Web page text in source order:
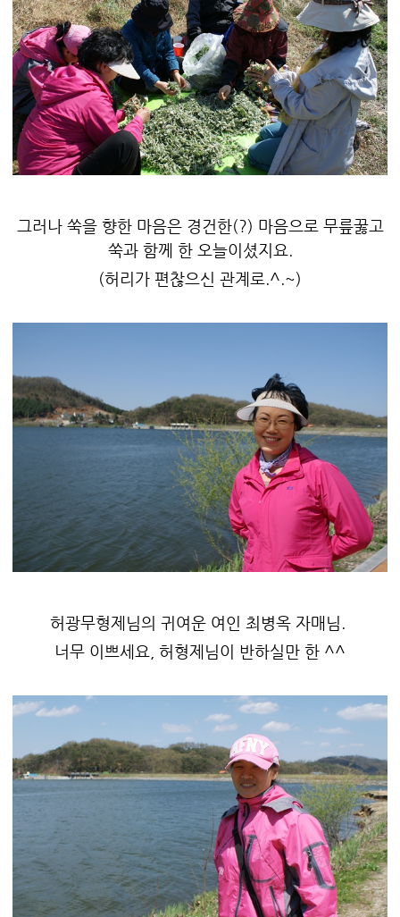
그러나 쑥을 향한 마음은 경건한(?) 마음으로 무릎꿇고
쑥과 함께 한 오늘이셨지요.
(허리가 편찮으신 관계로.^.~)
허광무형제님의 귀여운 여인 최병옥 자매님.
너무 이쁘세요, 허형제님이 반하실만 한 ^^